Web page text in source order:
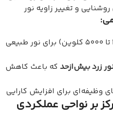
و تغییر زاویه نور
(۴۰۰۰ تا ۵۰۰۰ کلوین) برای نور طبیعی
زرد بیش‌ازحد که باعث کاهش
وظیفه‌ای برای افزایش کارایی
بر نواحی عملکردی